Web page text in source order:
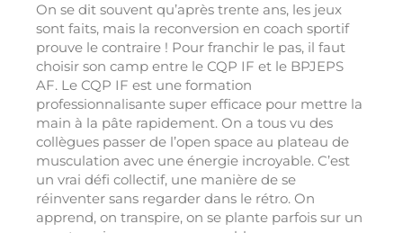
On se dit souvent qu’après trente ans, les jeux
sont faits, mais la reconversion en coach sportif
prouve le contraire ! Pour franchir le pas, il faut
choisir son camp entre le CQP IF et le BPJEPS
AF. Le CQP IF est une formation
professionnalisante super efficace pour mettre la
main à la pâte rapidement. On a tous vu des
collègues passer de l’open space au plateau de
musculation avec une énergie incroyable. C’est
un vrai défi collectif, une manière de se
réinventer sans regarder dans le rétro. On
apprend, on transpire, on se plante parfois sur un